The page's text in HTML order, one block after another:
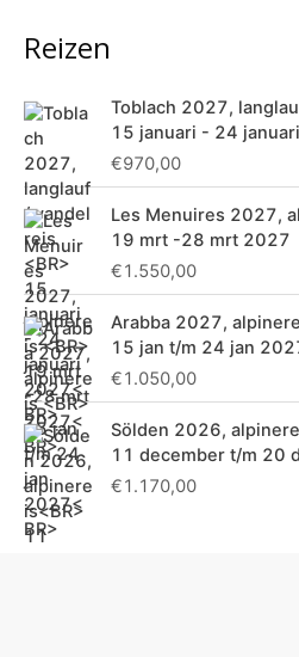
k
a
a
r
:
Reizen
Toblach 2027,
15 januari - 24
€970,00
Les Menuires 2027,
19 mrt -28 mrt 2027
€1.550,00
Arabba 2027,
15 jan t/m 24 jan
€1.050,00
Sölden 2026,
11 december t/m 20
€1.170,00